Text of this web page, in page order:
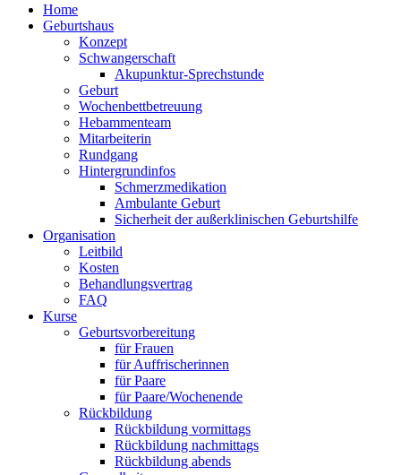
Home
Geburtshaus
Konzept
Schwangerschaft
Akupunktur-Sprechstunde
Geburt
Wochenbettbetreuung
Hebammenteam
Mitarbeiterin
Rundgang
Hintergrundinfos
Schmerzmedikation
Ambulante Geburt
Sicherheit der außerklinischen Geburtshilfe
Organisation
Leitbild
Kosten
Behandlungsvertrag
FAQ
Kurse
Geburtsvorbereitung
für Frauen
für Auffrischerinnen
für Paare
für Paare/Wochenende
Rückbildung
Rückbildung vormittags
Rückbildung nachmittags
Rückbildung abends